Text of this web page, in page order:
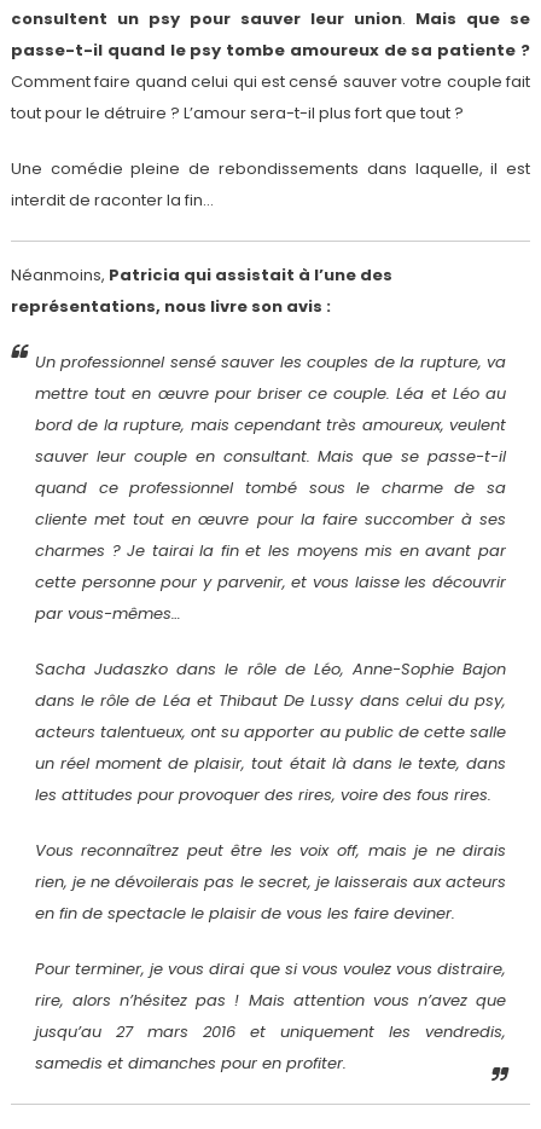
consultent un psy pour sauver leur union. Mais que se
passe-t-il quand le psy tombe amoureux de sa patiente ?
Comment faire quand celui qui est censé sauver votre couple fait
tout pour le détruire ? L’amour sera-t-il plus fort que tout ?
Une comédie pleine de rebondissements dans laquelle, il est
interdit de raconter la fin…
Néanmoins, Patricia qui assistait à l’une des
représentations, nous livre son avis :
Un professionnel sensé sauver les couples de la rupture, va
mettre tout en œuvre pour briser ce couple. Léa et Léo au
bord de la rupture, mais cependant très amoureux, veulent
sauver leur couple en consultant. Mais que se passe-t-il
quand ce professionnel tombé sous le charme de sa
cliente met tout en œuvre pour la faire succomber à ses
charmes ? Je tairai la fin et les moyens mis en avant par
cette personne pour y parvenir, et vous laisse les découvrir
par vous-mêmes…
Sacha Judaszko dans le rôle de Léo, Anne-Sophie Bajon
dans le rôle de Léa et Thibaut De Lussy dans celui du psy,
acteurs talentueux, ont su apporter au public de cette salle
un réel moment de plaisir, tout était là dans le texte, dans
les attitudes pour provoquer des rires, voire des fous rires.
Vous reconnaîtrez peut être les voix off, mais je ne dirais
rien, je ne dévoilerais pas le secret, je laisserais aux acteurs
en fin de spectacle le plaisir de vous les faire deviner.
Pour terminer, je vous dirai que si vous voulez vous distraire,
rire, alors n’hésitez pas ! Mais attention vous n’avez que
jusqu’au 27 mars 2016 et uniquement les vendredis,
samedis et dimanches pour en profiter.